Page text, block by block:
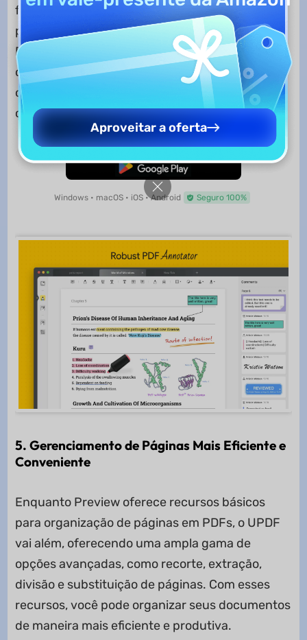
ferramentas deanotação de PDFque
possibilitam fazer anotações em documentos
PDF, incluindo aquelas disponíveis em Previewe
outras opções adicionais, como linhas
onduladas, caixas de texto, textos explicativos,
carimbos e adesivos.
Baixar Grátis
Windows • macOS • iOS • Android Seguro 100%
5. Gerenciamento de Páginas Mais Eficiente e
Conveniente
Enquanto Preview oferece recursos básicos
para organização de páginas em PDFs, o UPDF
vai além, oferecendo uma ampla gama de
opções avançadas, como recorte, extração,
divisão e substituição de páginas. Com esses
recursos, você pode organizar seus documentos
de maneira mais eficiente e produtiva.
Aproveitar a oferta